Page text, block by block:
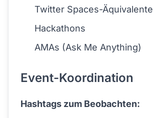
Twitter Spaces-Äquivalente
Hackathons
AMAs (Ask Me Anything)
Event-Koordination
Hashtags zum Beobachten: